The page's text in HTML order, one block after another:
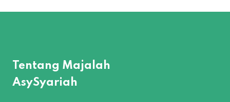
Tentang Majalah
AsySyariah